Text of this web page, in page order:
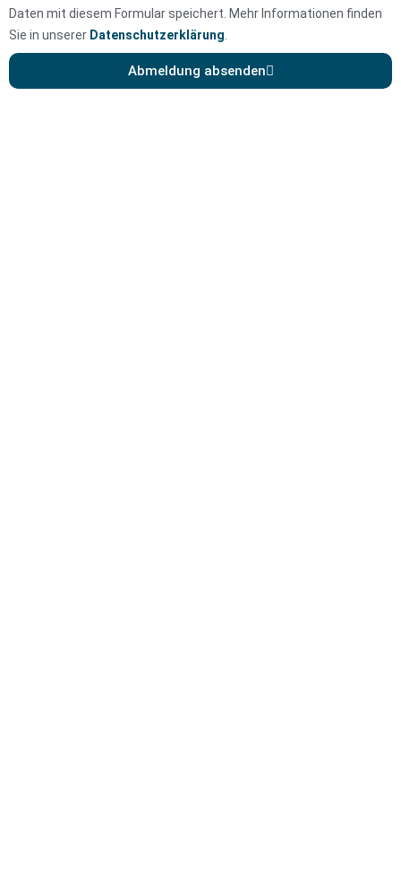
Daten mit diesem Formular speichert. Mehr Informationen finden
Sie in unserer Datenschutzerklärung
Abmeldung absenden